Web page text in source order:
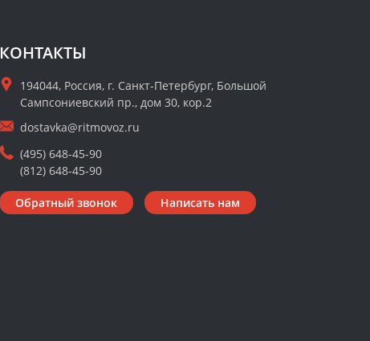
КОНТАКТЫ
194044, Россия, г. Санкт-Петербург, Большой
Сампсониевский пр., дом 30, кор.2
dostavka@ritmovoz.ru
(495) 648-45-90
(812) 648-45-90
Обратный звонок Написать нам